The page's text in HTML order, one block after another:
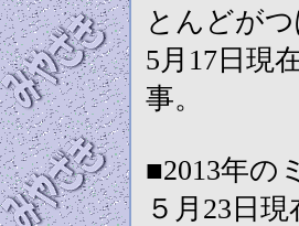
とんどが
5月17日現
事。
■2013年の
５月23日